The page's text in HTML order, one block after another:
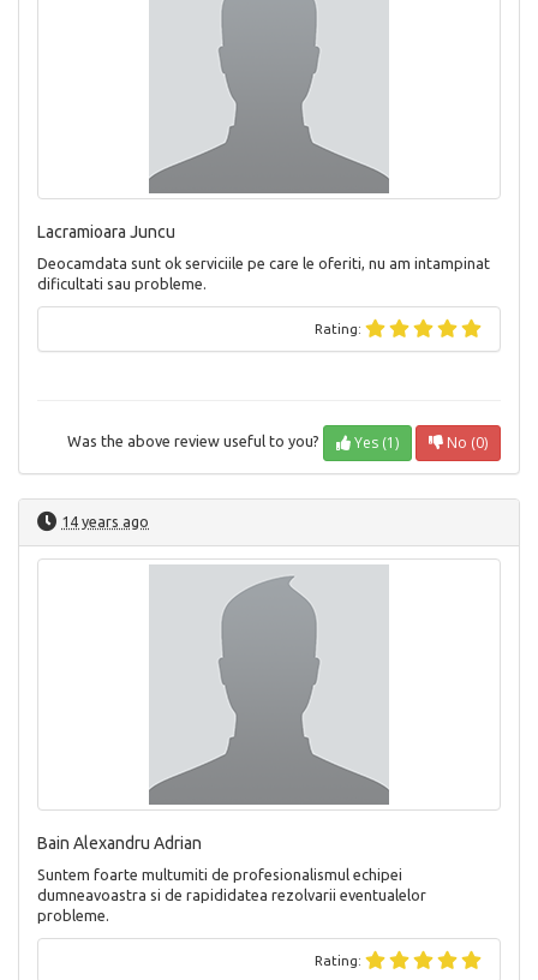
Lacramioara Juncu
Deocamdata sunt ok serviciile pe care le oferiti, nu am intampinat
dificultati sau probleme.
Rating:
Was the above review useful to you? Yes (1) No (0)
14 years ago
Bain Alexandru Adrian
Suntem foarte multumiti de profesionalismul echipei
dumneavoastra si de rapididatea rezolvarii eventualelor
probleme.
Rating: